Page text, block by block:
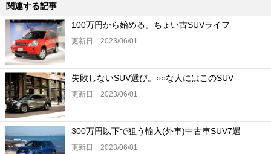
関連する記事
100万円から始める。ちょい古SUVライフ
更新日 2023/06/01
失敗しないSUV選び。○○な人にはこのSUV
更新日 2023/06/01
300万円以下で狙う輸入(外車)中古車SUV7選
更新日 2023/06/01